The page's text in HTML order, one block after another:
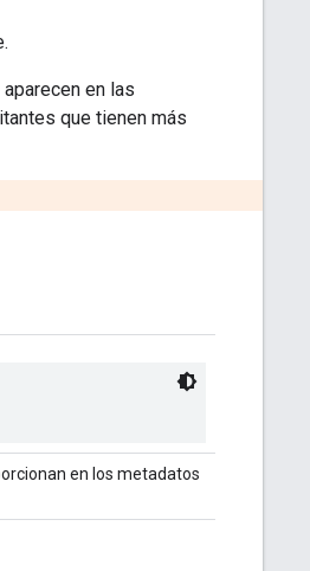
en las
que tienen más
en los metadatos